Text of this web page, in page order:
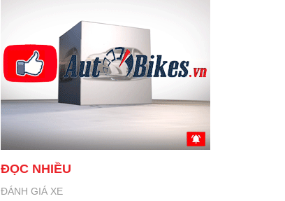
ĐỌC NHIỀU
ĐÁNH GIÁ XE